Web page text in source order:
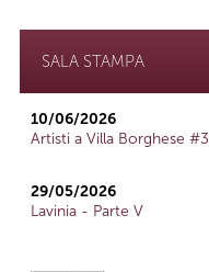
SALA STAMPA
10/06/2026
Artisti a Villa Borghese #3
29/05/2026
Lavinia - Parte V